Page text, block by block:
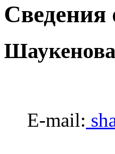
Сведения
E-mail: